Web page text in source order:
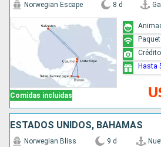
Comidas incluidas
Norwegian Escape 8 d
Hasta
ESTADOS UNIDOS, BAHAMAS
Norwegian Bliss 9 d